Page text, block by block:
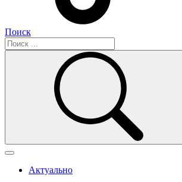
Поиск
Актуально